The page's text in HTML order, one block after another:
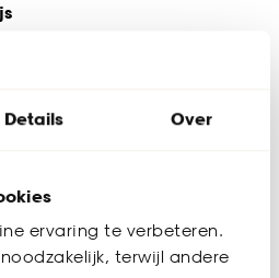
Details Over
ervaring te verbeteren.
terwijl andere
ons op social
cm dekbed